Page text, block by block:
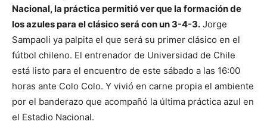
Nacional, la práctica permitió ver que la formación de
los azules para el clásico será con un 3-4-3. Jorge
Sampaoli ya palpita el que será su primer clásico en el
fútbol chileno. El entrenador de Universidad de Chile
está listo para el encuentro de este sábado a las 16:00
horas ante Colo Colo. Y vivió en carne propia el ambiente
por el banderazo que acompañó la última práctica azul en
el Estadio Nacional.